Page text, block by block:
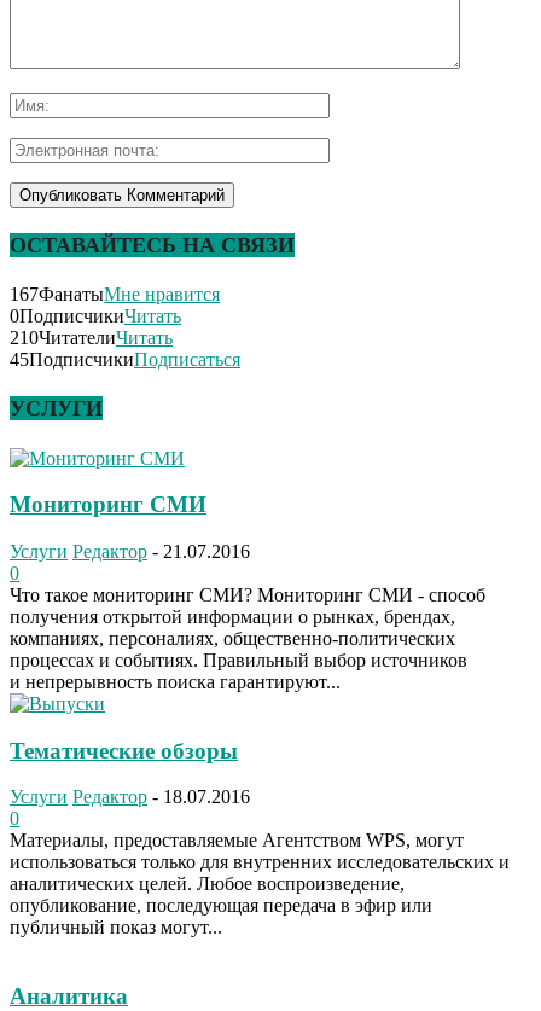
ОСТАВАЙТЕСЬ НА СВЯЗИ
167ФанатыМне нравится
0ПодписчикиЧитать
210ЧитателиЧитать
45ПодписчикиПодписаться
УСЛУГИ
Мониторинг СМИ
Услуги Редактор - 21.07.2016
0
Что такое мониторинг СМИ? Мониторинг СМИ - способ
получения открытой информации о рынках, брендах,
компаниях, персоналиях, общественно-политических
процессах и событиях. Правильный выбор источников
и непрерывность поиска гарантируют...
Тематические обзоры
Услуги Редактор - 18.07.2016
0
Материалы, предоставляемые Агентством WPS, могут
использоваться только для внутренних исследовательских и
аналитических целей. Любое воспроизведение,
опубликование, последующая передача в эфир или
публичный показ могут...
Аналитика